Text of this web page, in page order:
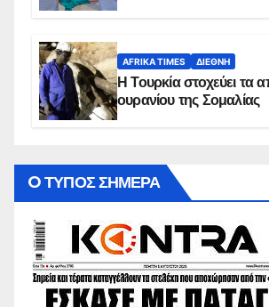
AFRIKA TIMES ΔΙΕΘΝΉ
Η Τουρκία στοχεύει τα
ουρανίου της Σομαλίας
O ΤΥΠΟΣ ΣΗΜΕΡΑ